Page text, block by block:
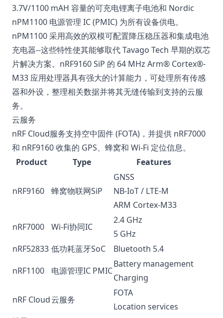
3.7V/1100 mAH 容量的可充电锂离子电池和 Nordic
nPM1100 电源管理 IC (PMIC) 为所有设备供电。
nPM1100 采用高效的双模可配置降压稳压器和集成电池
充电器--这些特性使其能够取代 Tavago Tech 早期的双芯
片解决方案。nRF9160 SiP 的 64 MHz Arm® Cortex®-
M33 应用处理器具有强大的计算能力，可处理所有传感
器和外设，整理相关数据并将其无缝传输到支持的云服
务。
云服务
nRF Cloud服务支持空中固件 (FOTA)，并提供 nRF7000
和 nRF9160 收集的 GPS、蜂窝和 Wi-Fi 定位信息。
Product
Type Features
nRF9160 蜂窝物联网SiP
GNSS
NB-IoT / LTE-M
ARM Cortex-M33
nRF7000
Wi-Fi协同IC
2.4 GHz
5 GHz
nRF52833 低功耗蓝牙SoC
Bluetooth 5.4
nRF1100
电源管理IC PMIC
Battery management
Charging
nRF Cloud云服务
FOTA
Location services